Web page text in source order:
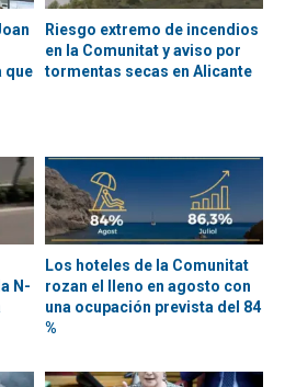
que
Riesgo extremo de incendios
en la Comunitat y aviso por
tormentas secas en Alicante
N-
Los hoteles de la Comunitat
rozan el lleno en agosto con
una ocupación prevista del 84
%